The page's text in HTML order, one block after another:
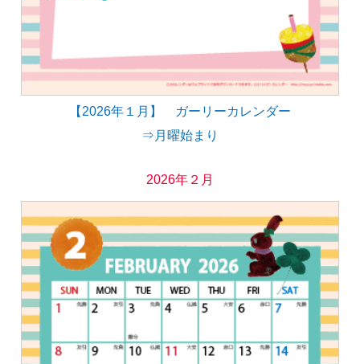
【2026年１月】 ガーリーカレンダー
⇒月曜始まり
2026年２月